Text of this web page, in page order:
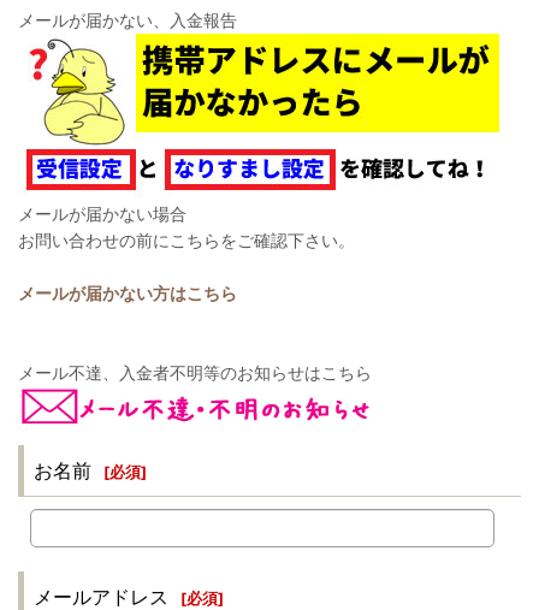
メールが届かない、入金報告
メールが届かない場合
お問い合わせの前にこちらをご確認下さい。
メールが届かない方はこちら
メール不達、入金者不明等のお知らせはこちら
お名前 [必須]
メールアドレス [必須]